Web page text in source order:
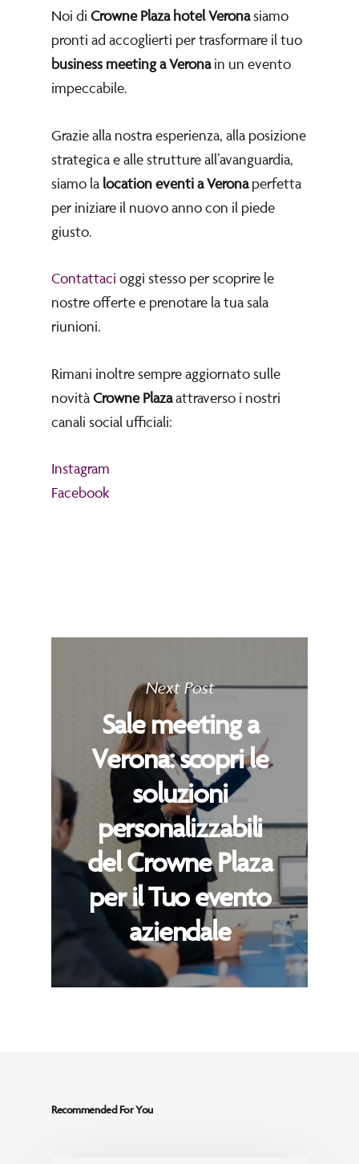
Noi di Crowne Plaza hotel Veronasiamo
pronti ad accoglierti per trasformare il tuo
business meeting a Veronain un evento
impeccabile.
Grazie alla nostra esperienza, alla posizione
strategica e alle strutture all’avanguardia,
siamo la location eventi a Veronaperfetta
per iniziare il nuovo anno con il piede
giusto.
Contattaci oggi stesso per scoprire le
nostre offerte e prenotare la tua sala
riunioni.
Rimani inoltre sempre aggiornato sulle
novitàCrowne Plazaattraverso i nostri
canali social ufficiali:
Instagram
Facebook
Next Post
Sale meeting a
Verona: scopri le
soluzioni
personalizzabili
del Crowne Plaza
per il Tuo evento
aziendale
Recommended For You